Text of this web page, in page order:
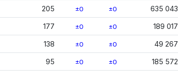
205 ±0 ±0 635 043
177 ±0 ±0 189 017
138 ±0 ±0 49 267
95 ±0 ±0 185 572